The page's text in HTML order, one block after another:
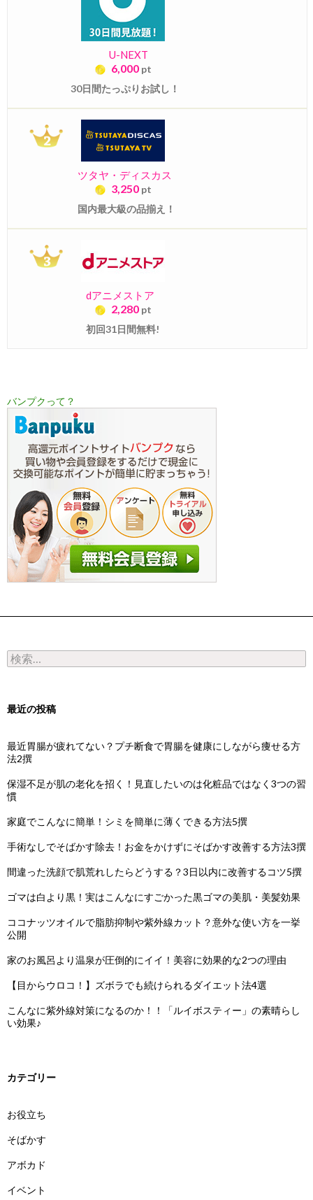
U-NEXT
6,000 pt
30日間たっぷりお試し！
ツタヤ・ディスカス
3,250 pt
国内最大級の品揃え！
dアニメストア
2,280 pt
初回31日間無料!
バンプクって？
検索:
最近の投稿
最近胃腸が疲れてない？プチ断食で胃腸を健康にしながら痩せる方
法2撰
保湿不足が肌の老化を招く！見直したいのは化粧品ではなく3つの習
慣
家庭でこんなに簡単！シミを簡単に薄くできる方法5撰
手術なしでそばかす除去！お金をかけずにそばかす改善する方法3撰
間違った洗顔で肌荒れしたらどうする？3日以内に改善するコツ5撰
ゴマは白より黒！実はこんなにすごかった黒ゴマの美肌・美髪効果
ココナッツオイルで脂肪抑制や紫外線カット？意外な使い方を一挙
公開
家のお風呂より温泉が圧倒的にイイ！美容に効果的な2つの理由
【目からウロコ！】ズボラでも続けられるダイエット法4選
こんなに紫外線対策になるのか！！「ルイボスティー」の素晴らし
い効果♪
カテゴリー
お役立ち
そばかす
アボカド
イベント